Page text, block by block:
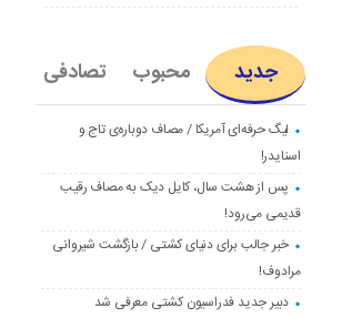
جدید محبوب تصادفی
لیگ حرفه‌ای آمریکا / مصاف دوباره‌ی تاج و
اسنایدر!
پس از هشت سال، کایل دیک به مصاف رقیب
قدیمی می‌رود!
خبر جالب برای دنیای کشتی / بازگشت شیروانی
مرادوف!
دبیر جدید فدراسیون کشتی معرفی شد